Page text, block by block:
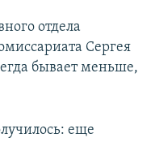
отдела
Сергея
бывает меньше,
еще